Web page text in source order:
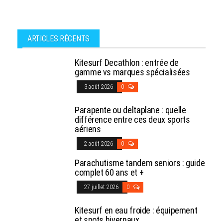
ARTICLES RÉCENTS
Kitesurf Decathlon : entrée de
gamme vs marques spécialisées
3 août 2026 0
Parapente ou deltaplane : quelle
différence entre ces deux sports
aériens
2 août 2026 0
Parachutisme tandem seniors : guide
complet 60 ans et +
27 juillet 2026 0
Kitesurf en eau froide : équipement